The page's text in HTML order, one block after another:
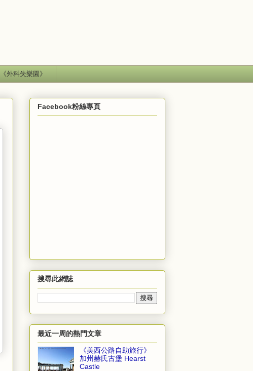
《外科失樂園》
Facebook粉絲專頁
搜尋此網誌
最近一周的熱門文章
《美西公路自助旅行》
加州赫氏古堡 Hearst
Castle